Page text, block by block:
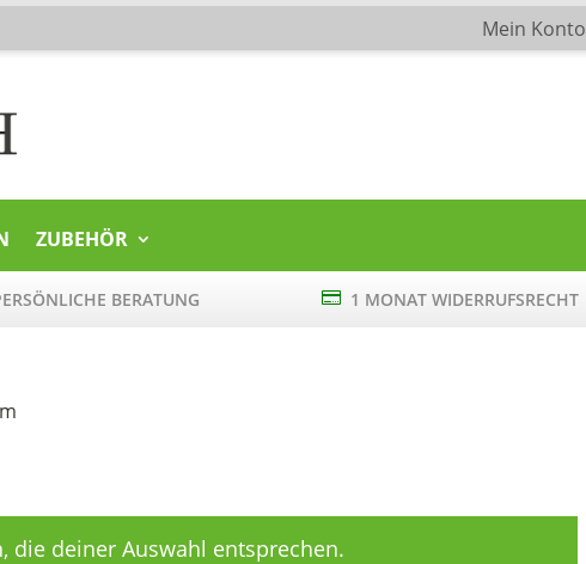
Mein Konto
ZUBEHÖR
BERATUNG  1 MONAT WIDERRUFSRECHT
die deiner Auswahl entsprechen.